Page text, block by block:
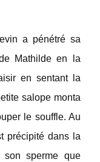
a pénétré sa
Mathilde en la
en sentant la
salope monta
le souffle. Au
précipité dans la
son sperme que